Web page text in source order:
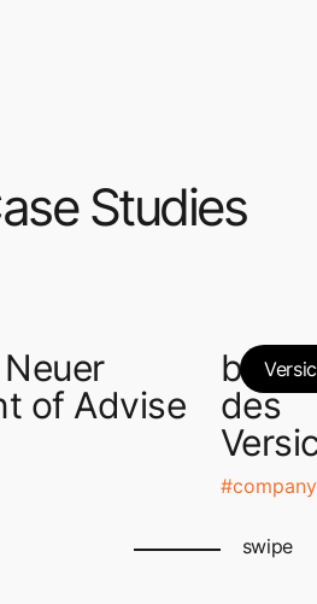
Studies
​of Advise
bfox
des
#
swipe